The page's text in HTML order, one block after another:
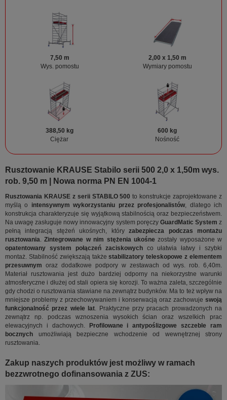
7,50 m
Wys. pomostu
2,00 x 1,50 m
Wymiary pomostu
388,50 kg
Ciężar
600 kg
Nośność
Rusztowanie KRAUSE Stabilo serii 500 2,0 x 1,50m wys.
rob. 9,50 m | Nowa norma PN EN 1004-1
Rusztowania KRAUSE z serii STABILO 500 to konstrukcje zaprojektowane z
myślą o
intensywnym wykorzystaniu przez profesjonalistów, dlatego ich
konstrukcja charakteryzuje się wyjątkową stabilnością oraz bezpieczeństwem.
Na uwagę zasługuje nowy innowacyjny system poręczy GuardMatic System z
pełną integracją stężeń ukośnych, któryzabezpiecza podczas montażu
rusztowania.Zintegrowane w nim stężenia ukośne zostały wyposażone w
opatentowany system połączeń zaciskowychco ułatwia łatwy i szybki
montaż. Stabilność zwiększają takżestabilizatory teleskopowe z elementem
przesuwnym oraz dodatkowe podpory w zestawach od wys. rob. 6,40m.
Materiał rusztowania jest dużo bardziej odporny na niekorzystne warunki
atmosferyczne i dłużej od stali opiera się korozji. To ważna zaleta, szczególnie
gdy chodzi o rusztowania stawiane na zewnątrz budynków. Ma to też wpływ na
mniejsze problemy z przechowywaniem i konserwacją oraz zachowuje swoją
funkcjonalność przez wiele lat. Praktyczne przy pracach prowadzonych na
zewnątrz np. podczas wznoszenia wysokich ścian oraz wszelkich prac
elewacyjnych i dachowych.
Profilowane i antypoślizgowe szczeble ram
bocznych umożliwiają bezpieczne wchodzenie od wewnętrznej strony
rusztowania.
Zakup naszych produktów jest możliwy w ramach
bezzwrotnego dofinansowania z ZUS: